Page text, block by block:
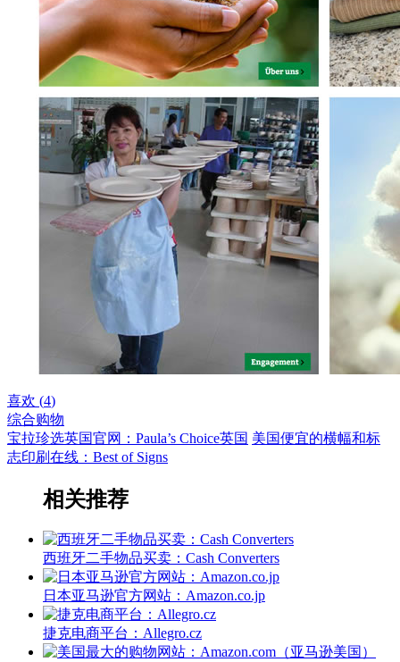
喜欢 (4)
综合购物
宝拉珍选英国官网：Paula’s Choice英国 美国便宜的横幅和标
志印刷在线：Best of Signs
相关推荐
西班牙二手物品买卖：Cash Converters
日本亚马逊官方网站：Amazon.co.jp
捷克电商平台：Allegro.cz